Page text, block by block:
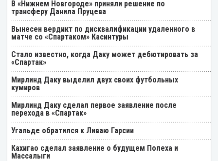
В «Нижнем Новгороде» приняли решение по
трансферу Данила Пруцева
Вынесен вердикт по дисквалификации удаленного в
матче со «Спартаком» Касинтуры
Стало известно, когда Даку может дебютировать за
«Спартак»
Мирлинд Даку выделил двух своих футбольных
кумиров
Мирлинд Даку сделал первое заявление после
перехода в «Спартак»
Угальде обратился к Ливаю Гарсии
Кахигао сделал заявление о будущем Полеха и
Массалыги